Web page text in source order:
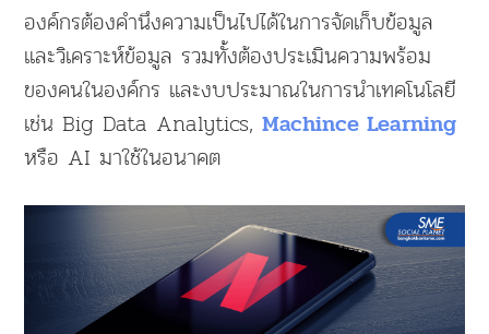
องค์กรต้องคำนึงความเป็นไปได้ในการจัดเก็บข้อมูล
และวิเคราะห์ข้อมูล รวมทั้งต้องประเมินความพร้อม
ของคนในองค์กร และงบประมาณในการนำเทคโนโลยี
เช่น Big Data Analytics,Machince Learning
หรือ AI มาใช้ในอนาคต